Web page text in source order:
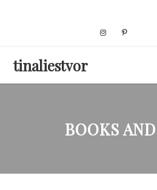
tinaliestvor
BOOKS